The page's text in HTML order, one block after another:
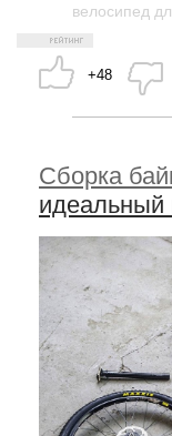
велосипед
+48
Сборка
идеальный